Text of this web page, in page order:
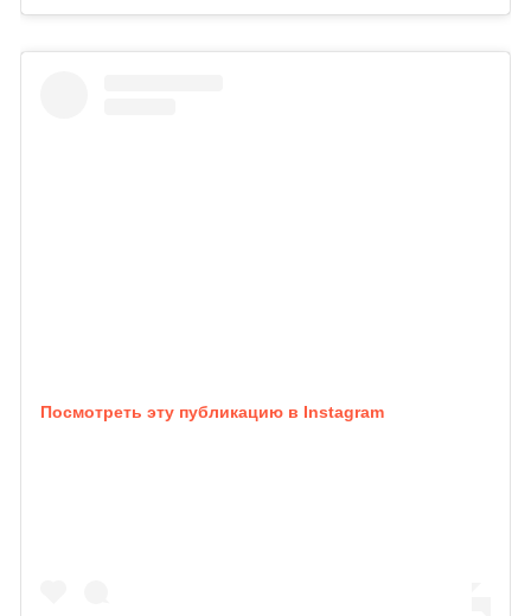
Посмотреть эту публикацию в Instagram